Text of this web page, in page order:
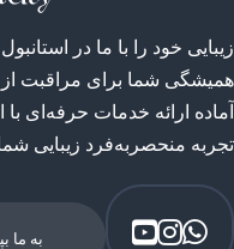
زیبایی خود را با ما در
همیشگی شما برای مراقبت
آماده ارائه خدمات حرفه‌ای
تجربه منحصربه‌فرد زیبایی
به ما